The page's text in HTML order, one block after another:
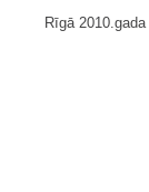
Rīgā